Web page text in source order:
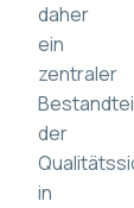
daher
ein
zentraler
der
in